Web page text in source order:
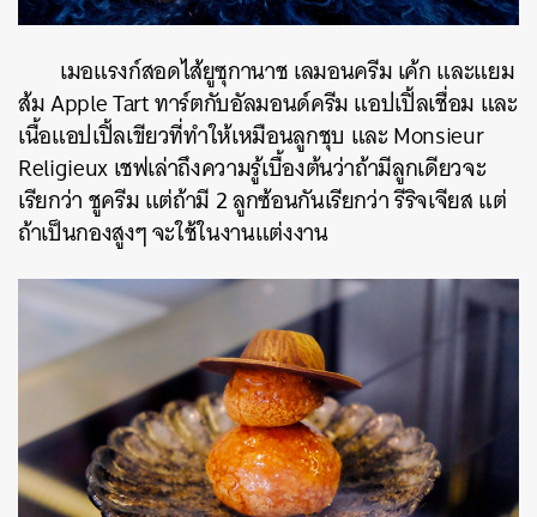
เมอแรงก์สอดไส้ยูซุกานาช เลมอนครีม เค้ก และแยม
ส้ม Apple Tart ทาร์ตกับอัลมอนด์ครีม แอปเปิ้ลเชื่อม และ
เนื้อแอปเปิ้ลเขียวที่ทำให้เหมือนลูกชุบ และ Monsieur
Religieux เชฟเล่าถึงความรู้เบื้องต้นว่าถ้ามีลูกเดียวจะ
เรียกว่า ชูครีม แต่ถ้ามี 2 ลูกซ้อนกันเรียกว่ารีริจเจียสแต่
ถ้าเป็นกองสูงๆ จะใช้ในงานแต่งงาน